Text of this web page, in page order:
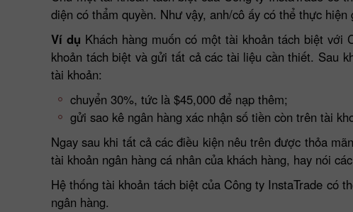
diện có thẩm quyền. Như vậy, anh/cô ấy có thể thực
Ví dụ Khách hàng muốn có một tài khoản tách biệt
khoản tách biệt và gửi tất cả các tài liệu cần thiết. Sau
tài khoản:
chuyển 30%, tức là $45,000 để nạp thêm;
gửi sao kê ngân hàng xác nhận số tiền còn trên tài
Ngay sau khi tất cả các điều kiện nêu trên được thỏa
tài khoản ngân hàng cá nhân của khách hàng, hay nói
Hệ thống tài khoản tách biệt của Công ty InstaTrade có
ngân hàng.